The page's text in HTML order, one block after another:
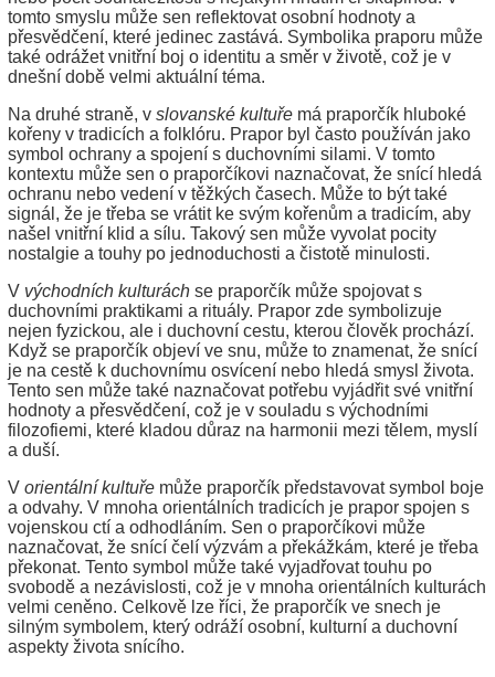
tomto smyslu může sen reflektovat osobní hodnoty a
přesvědčení, které jedinec zastává. Symbolika praporu může
také odrážet vnitřní boj o identitu a směr v životě, což je v
dnešní době velmi aktuální téma.
Na druhé straně, v slovanské kultuře má praporčík hluboké
kořeny v tradicích a folklóru. Prapor byl často používán jako
symbol ochrany a spojení s duchovními silami. V tomto
kontextu může sen o praporčíkovi naznačovat, že snící hledá
ochranu nebo vedení v těžkých časech. Může to být také
signál, že je třeba se vrátit ke svým kořenům a tradicím, aby
našel vnitřní klid a sílu. Takový sen může vyvolat pocity
nostalgie a touhy po jednoduchosti a čistotě minulosti.
V východních kulturách se praporčík může spojovat s
duchovními praktikami a rituály. Prapor zde symbolizuje
nejen fyzickou, ale i duchovní cestu, kterou člověk prochází.
Když se praporčík objeví ve snu, může to znamenat, že snící
je na cestě k duchovnímu osvícení nebo hledá smysl života.
Tento sen může také naznačovat potřebu vyjádřit své vnitřní
hodnoty a přesvědčení, což je v souladu s východními
filozofiemi, které kladou důraz na harmonii mezi tělem, myslí
a duší.
V orientální kultuře může praporčík představovat symbol boje
a odvahy. V mnoha orientálních tradicích je prapor spojen s
vojenskou ctí a odhodláním. Sen o praporčíkovi může
naznačovat, že snící čelí výzvám a překážkám, které je třeba
překonat. Tento symbol může také vyjadřovat touhu po
svobodě a nezávislosti, což je v mnoha orientálních kulturách
velmi ceněno. Celkově lze říci, že praporčík ve snech je
silným symbolem, který odráží osobní, kulturní a duchovní
aspekty života snícího.